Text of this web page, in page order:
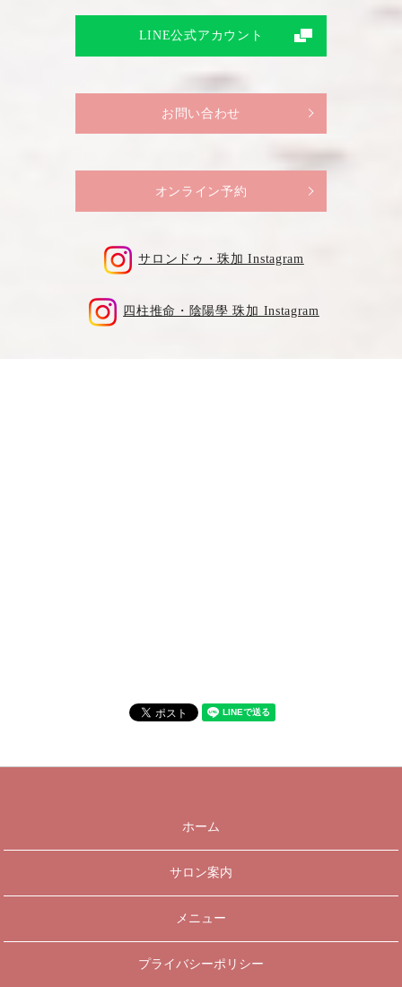
LINE公式アカウント
お問い合わせ
オンライン予約
サロンドゥ・珠加 Instagram
四柱推命・陰陽學 珠加 Instagram
ホーム
サロン案内
メニュー
プライバシーポリシー